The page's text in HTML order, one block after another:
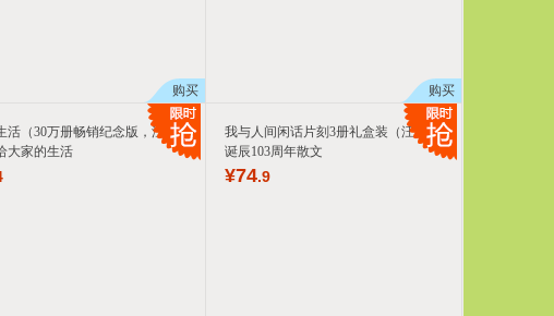
购买 购买
活（30万册畅销纪念版，汪曾
大家的生活
我与人间闲话片刻3册礼盒装（汪曾祺
诞辰103周年散文
¥74.9